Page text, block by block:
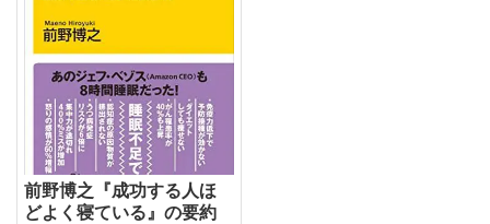
前野博之『成功する人ほ
どよく寝ている』の要約